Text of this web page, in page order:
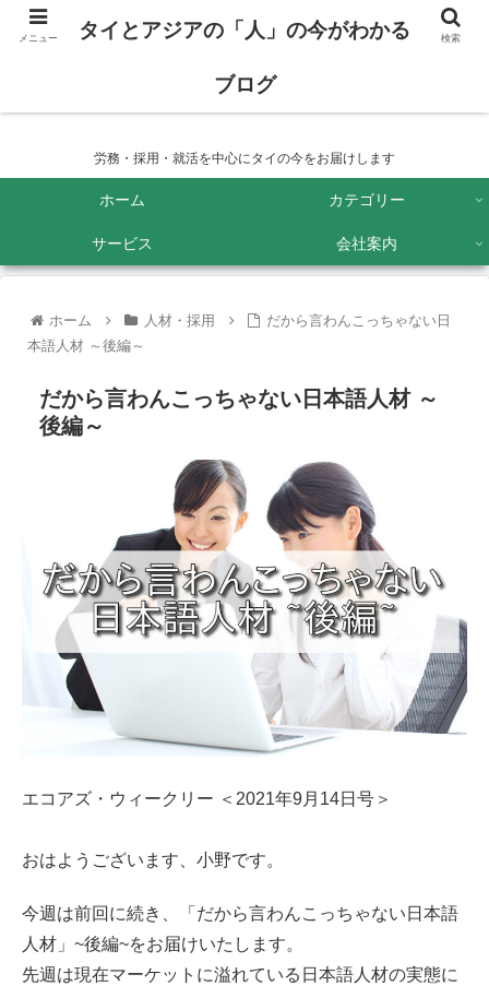
タイとアジアの「人」の今がわかるブログ
労務・採用・就活を中心にタイの今をお届けします
ホーム カテゴリー
サービス 会社案内
ホーム 人材・採用
だから言わんこっちゃない日
本語人材 ～後編～
だから言わんこっちゃない日本語人材 ～
後編～
エコアズ・ウィークリー ＜2021年9月14日号＞
おはようございます、小野です。
今週は前回に続き、「だから言わんこっちゃない日本語
人材」~後編~をお届けいたします。
先週は現在マーケットに溢れている日本語人材の実態に
メニュー タイとアジアの「人」の今がわかる
ブログ
検索